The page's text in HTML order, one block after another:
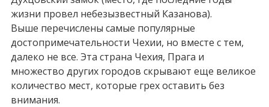
жизни провел небезызвестный Казанова).
Выше перечислены самые популярные
достопримечательности Чехии, но вместе с тем,
далеко не все. Эта страна Чехия, Прага и
множество других городов скрывают еще великое
количество мест, которые грех оставить без
внимания.